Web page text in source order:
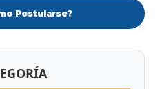
Postularse?